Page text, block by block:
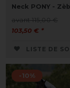
Neck PONY -
avant 115,00 €
103,50 € *
LISTE DE
-10%